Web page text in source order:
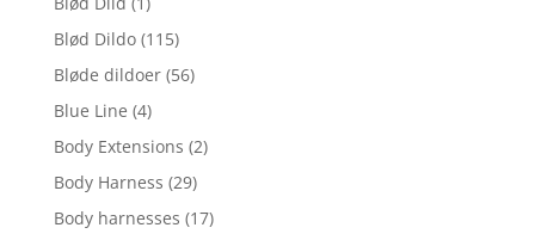
Blød Dildo (115)
Bløde dildoer (56)
Blue Line (4)
Body Extensions (2)
Body Harness (29)
Body harnesses (17)